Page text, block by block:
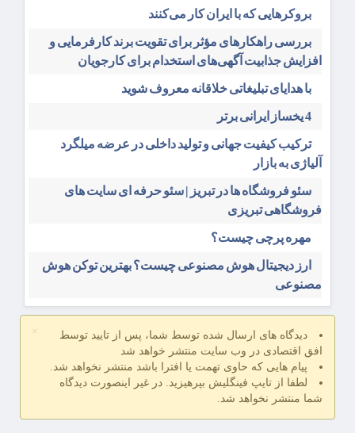
بروکرهایی‌ که با ایران کار می‌کنند
بررسی راهکارهای مؤثر برای تقویت برند کارفرمایی و
افزایش جذابیت آگهی‌های استخدام برای کارجویان
با هدایای تبلیغاتی خلاقانه معروف شوید
4 یخساز ایرانی برتر
ترکیب کیفیت جهانی و تولید داخلی در عرضه میلگرد
آلیاژی به بازار
سئو فروشگاه‌ ها در تبریز | سئو حرفه ای سایت های
فروشگاهی تبریزی
مهره پرچی چیست؟
ارز دیجیتال هوش مصنوعی چیست؟ بهترین توکن هوش
مصنوعی
×
دیدگاه های ارسال شده توسط شما، پس از تایید توسط
افق اقتصادی در وب سایت منتشر خواهد شد
پیام هایی که حاوی تهمت یا افترا باشد منتشر نخواهد شد.
لطفا از تایپ فینگلیش بپرهیزید. در غیر اینصورت دیدگاه
شما منتشر نخواهد شد.